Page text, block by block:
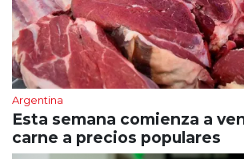
Argentina
Esta semana comienza a
carne a precios populares